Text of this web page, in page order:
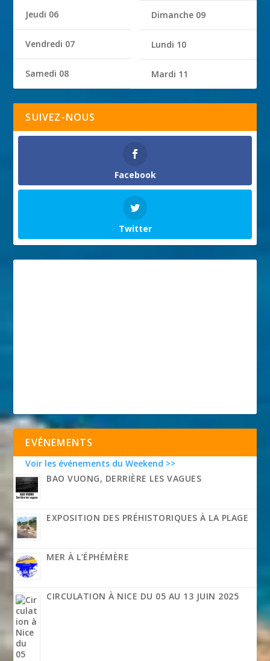
Jeudi 06
Vendredi 07
Samedi 08
Dimanche 09
Lundi 10
Mardi 11
SUIVEZ-NOUS
Facebook
Twitter
EVÉNEMENTS
Voir les événements du Weekend >>
BAO VUONG, DERRIÈRE LES VAGUES
EXPOSITION DES PRÉHISTORIQUES À LA PLAGE
MER À L’ÉPHÉMÈRE
CIRCULATION À NICE DU 05 AU 13 JUIN 2025